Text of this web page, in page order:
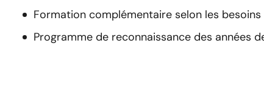
Formation complémentaire selon les besoins
Programme de reconnaissance des années